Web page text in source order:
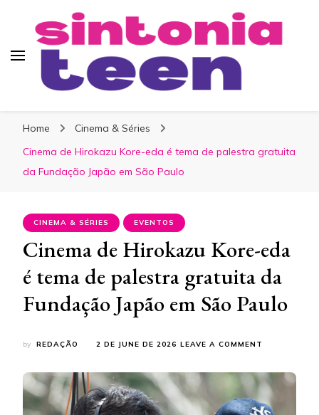
Home
Cinema & Séries
Cinema de Hirokazu Kore-eda é tema de palestra gratuita
da Fundação Japão em São Paulo
CINEMA & SÉRIES EVENTOS
Cinema de Hirokazu Kore-eda
é tema de palestra gratuita da
Fundação Japão em São Paulo
by REDAÇÃO 2 DE JUNE DE 2026 LEAVE A COMMENT
HIROKAZU
EDA